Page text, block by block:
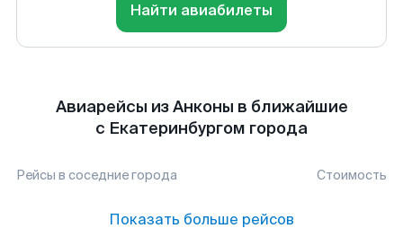
Найти авиабилеты
Авиарейсы из Анконы в ближайшие
с Екатеринбургом города
Рейсы в соседние города Стоимость
Показать больше рейсов